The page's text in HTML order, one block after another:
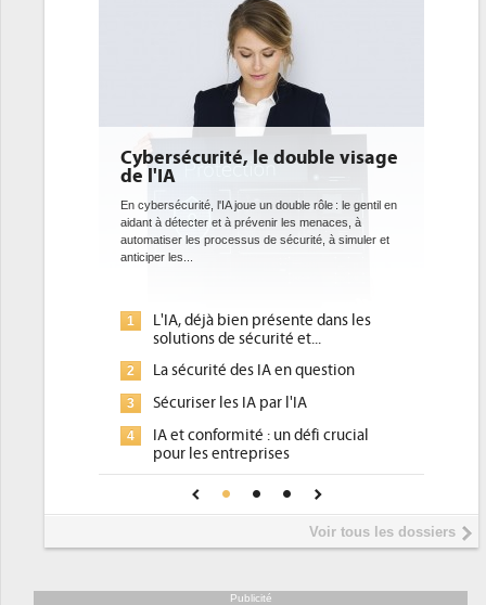
Cybersécurité, le double visage
de l'IA
En cybersécurité, l'IA joue un double rôle : le gentil en
aidant à détecter et à prévenir les menaces, à
automatiser les processus de sécurité, à simuler et
anticiper les...
L'IA, déjà bien présente dans les
solutions de sécurité et...
La sécurité des IA en question
Sécuriser les IA par l'IA
IA et conformité : un défi crucial
pour les entreprises
Une IA de confiance pour une IA
plus sûre ?
Voir tous les dossiers
Publicité